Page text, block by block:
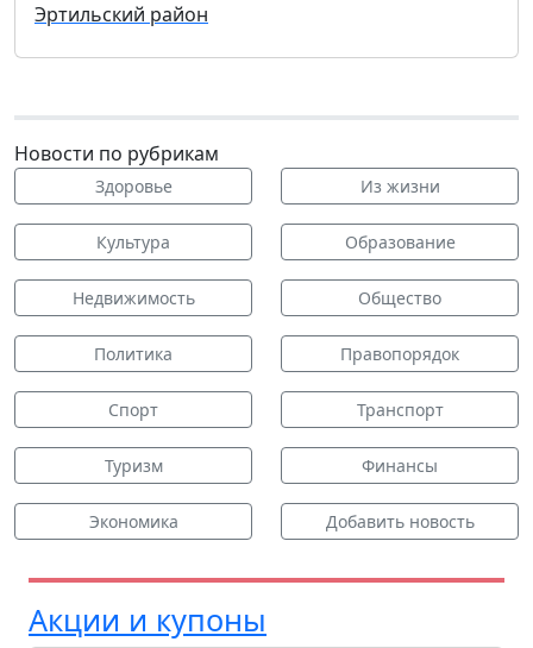
Эртильский район
Новости по рубрикам
Здоровье Из жизни
Культура Образование
Недвижимость Общество
Политика Правопорядок
Спорт Транспорт
Туризм Финансы
Экономика Добавить новость
Акции и купоны